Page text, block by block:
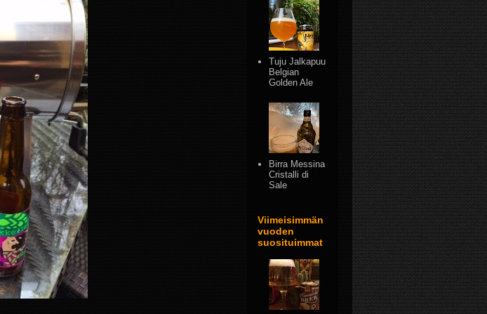
Tuju Jalkapuu
Belgian
Golden Ale
Birra Messina
Cristalli di
Sale
Viimeisimmän
vuoden
suosituimmat